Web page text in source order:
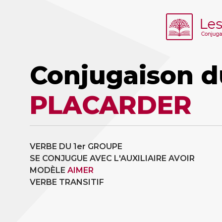
Conjugaison
PLACARDER
VERBE DU 1er GROUPE
SE CONJUGUE AVEC L'AUXILIAIRE AVOIR
MODÈLE AIMER
VERBE TRANSITIF